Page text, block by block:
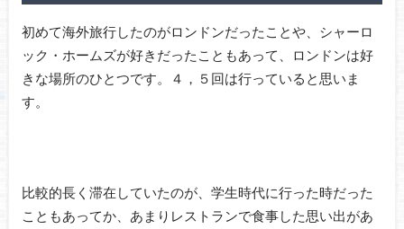
初めて海外旅行したのがロンドンだったことや、シャーロ
ック・ホームズが好きだったこともあって、ロンドンは好
きな場所のひとつです。４，５回は行っていると思いま
す。
比較的長く滞在していたのが、学生時代に行った時だった
こともあってか、あまりレストランで食事した思い出があ